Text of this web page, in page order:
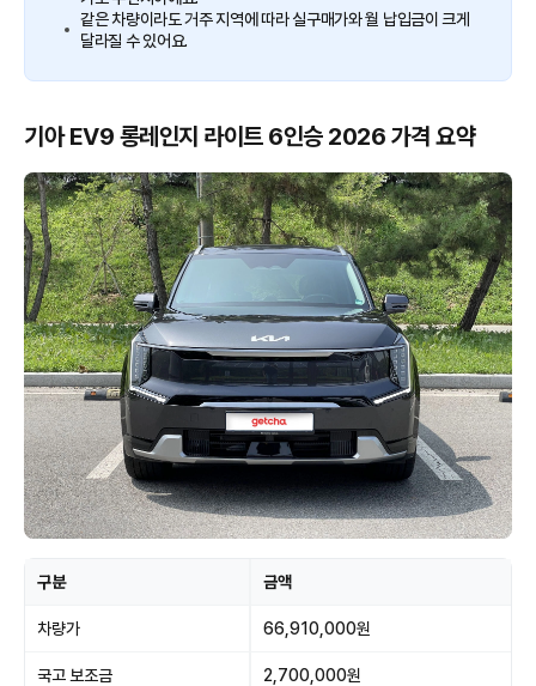
같은 차량이라도 거주 지역에 따라 실구매가와 월 납입금이 크게
달라질 수 있어요.
기아 EV9 롱레인지 라이트 6인승 2026 가격 요약
구분 금액
차량가 66,910,000원
국고 보조금 2,700,000원